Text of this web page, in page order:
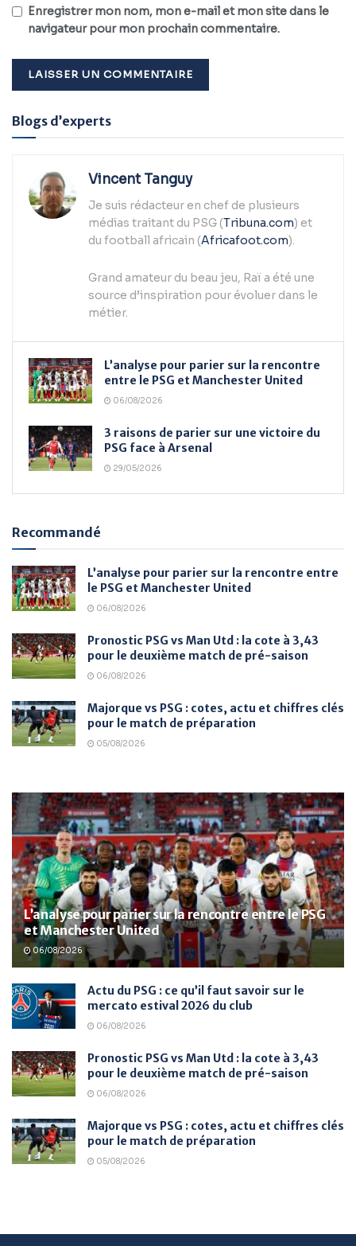
Enregistrer mon nom, mon e-mail et mon site dans le
navigateur pour mon prochain commentaire.
Alternative:
Blogs d’experts
Vincent Tanguy
Je suis rédacteur en chef de plusieurs
médias traitant du PSG (Tribuna.com) et
du football africain (Africafoot.com).
Grand amateur du beau jeu, Raï a été une
source d’inspiration pour évoluer dans le
métier.
L’analyse pour parier sur la rencontre
entre le PSG et Manchester United
06/08/2026
3 raisons de parier sur une victoire du
PSG face à Arsenal
29/05/2026
Recommandé
L’analyse pour parier sur la rencontre entre
le PSG et Manchester United
06/08/2026
Pronostic PSG vs Man Utd : la cote à 3,43
pour le deuxième match de pré-saison
06/08/2026
Majorque vs PSG : cotes, actu et chiffres clés
pour le match de préparation
05/08/2026
L’analyse pour parier sur la rencontre entre le PSG
et Manchester United
06/08/2026
Actu du PSG : ce qu’il faut savoir sur le
mercato estival 2026 du club
06/08/2026
Pronostic PSG vs Man Utd : la cote à 3,43
pour le deuxième match de pré-saison
06/08/2026
Majorque vs PSG : cotes, actu et chiffres clés
pour le match de préparation
05/08/2026